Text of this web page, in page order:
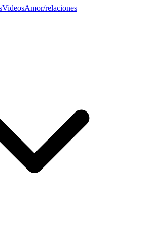
VideosAmor/relaciones